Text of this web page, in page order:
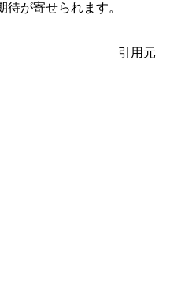
が寄せられます。
引用元